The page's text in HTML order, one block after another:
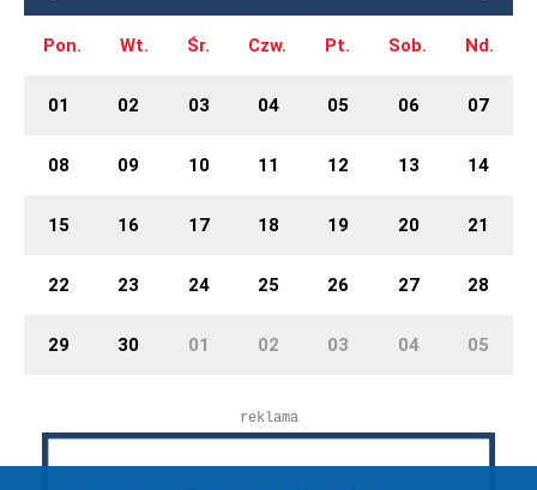
Pon. Wt. Śr. Czw. Pt. Sob. Nd.
01 02 03 04 05 06 07
08 09 10 11 12 13 14
15 16 17 18 19 20 21
22 23 24 25 26 27 28
29 30 01 02 03 04 05
reklama